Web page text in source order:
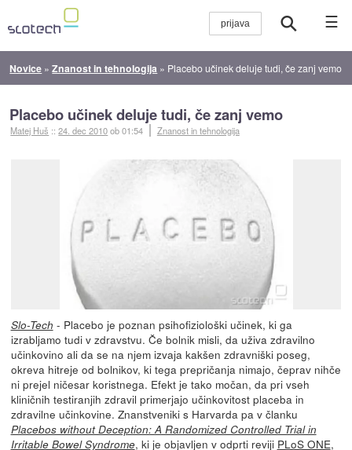
☰
Novice »Znanost in tehnologija » Placebo učinek deluje tudi, če zanj vemo
Placebo učinek deluje tudi, če zanj vemo
Matej Huš ::24. dec 2010ob 01:54 Znanost in tehnologija
Slo-Tech - Placebo je poznan psihofiziološki učinek, ki ga
izrabljamo tudi v zdravstvu. Če bolnik misli, da uživa zdravilno
učinkovino ali da se na njem izvaja kakšen zdravniški poseg,
okreva hitreje od bolnikov, ki tega prepričanja nimajo, čeprav nihče
ni prejel ničesar koristnega. Efekt je tako močan, da pri vseh
kliničnih testiranjih zdravil primerjajo učinkovitost placeba in
zdravilne učinkovine. Znanstveniki s Harvarda pa v članku
Placebos without Deception: A Randomized Controlled Trial in
Irritable Bowel Syndrome, ki je objavljen v odprti reviji PLoS ONE,